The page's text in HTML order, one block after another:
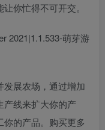
你忙得不可开交。
发展农场，通过增加
产线来扩大你的产
的产品。购买更多